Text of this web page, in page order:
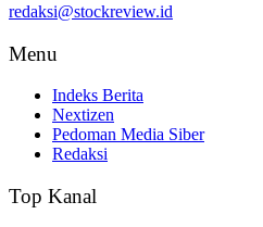
redaksi@stockreview.id
Menu
Indeks Berita
Nextizen
Pedoman Media Siber
Redaksi
Top Kanal